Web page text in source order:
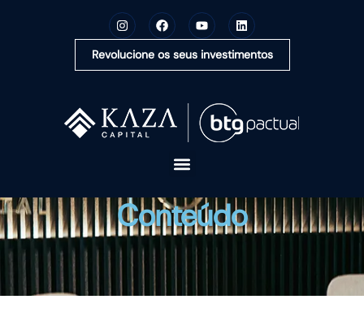
Revolucione os seus investimentos
A KAZA CAPITAL
SOLUÇÕES
MONTE SUA CARTEIRA
CONTEÚDOS
Conteúdo